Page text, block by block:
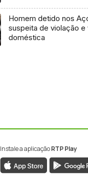
Homem detido nos
suspeita de violação e
doméstica
Instale a aplicaçãoRTP Play